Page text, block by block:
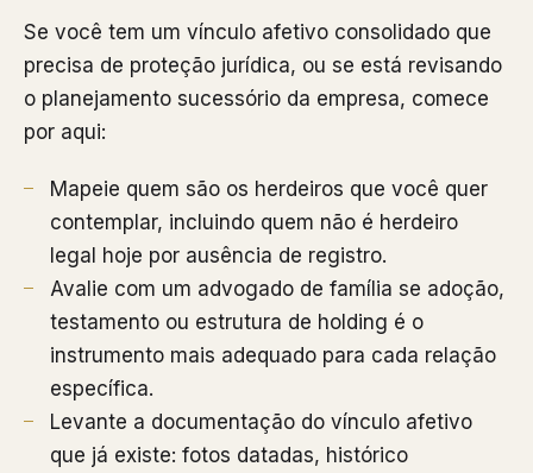
Se você tem um vínculo afetivo consolidado que
precisa de proteção jurídica, ou se está revisando
o planejamento sucessório da empresa, comece
por aqui:
Mapeie quem são os herdeiros que você quer
contemplar, incluindo quem não é herdeiro
legal hoje por ausência de registro.
Avalie com um advogado de família se adoção,
testamento ou estrutura de holding é o
instrumento mais adequado para cada relação
específica.
Levante a documentação do vínculo afetivo
que já existe: fotos datadas, histórico